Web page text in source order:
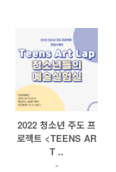
2022 청소년 주도 프
로젝트 <TEENS AR
T ..
-